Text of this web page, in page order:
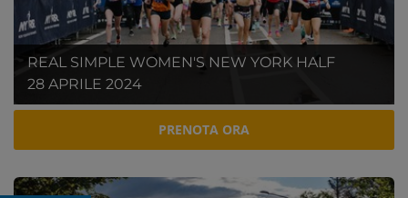
REAL SIMPLE WOMEN'S NEW YORK HALF
28 APRILE 2024
PRENOTA ORA